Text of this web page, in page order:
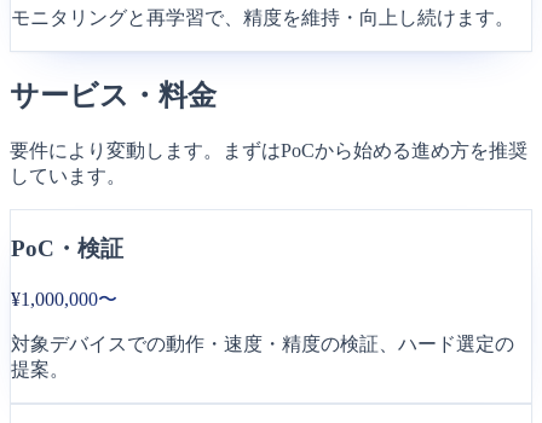
モニタリングと再学習で、精度を維持・向上し続けます。
サービス・料金
要件により変動します。まずはPoCから始める進め方を推奨
しています。
PoC・検証
¥1,000,000〜
対象デバイスでの動作・速度・精度の検証、ハード選定の
提案。